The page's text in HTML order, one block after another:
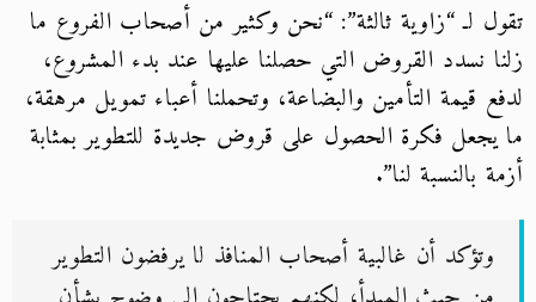
تقول لـ “زاوية ثالثة”: “نحن وكثير من أصحاب الفروع ما
زلنا نسدد القروض التي حصلنا عليها عند بدء المشروع،
لدفع قيمة التأمين والبضاعة، وتحملنا أعباء تمويل مرهقة،
ما يجعل فكرة الحصول على قروض جديدة للتطوير بمثابة
أزمة بالنسبة لنا”.
وتؤكد أن غالبية أصحاب المنافذ لا يرفضون التطوير